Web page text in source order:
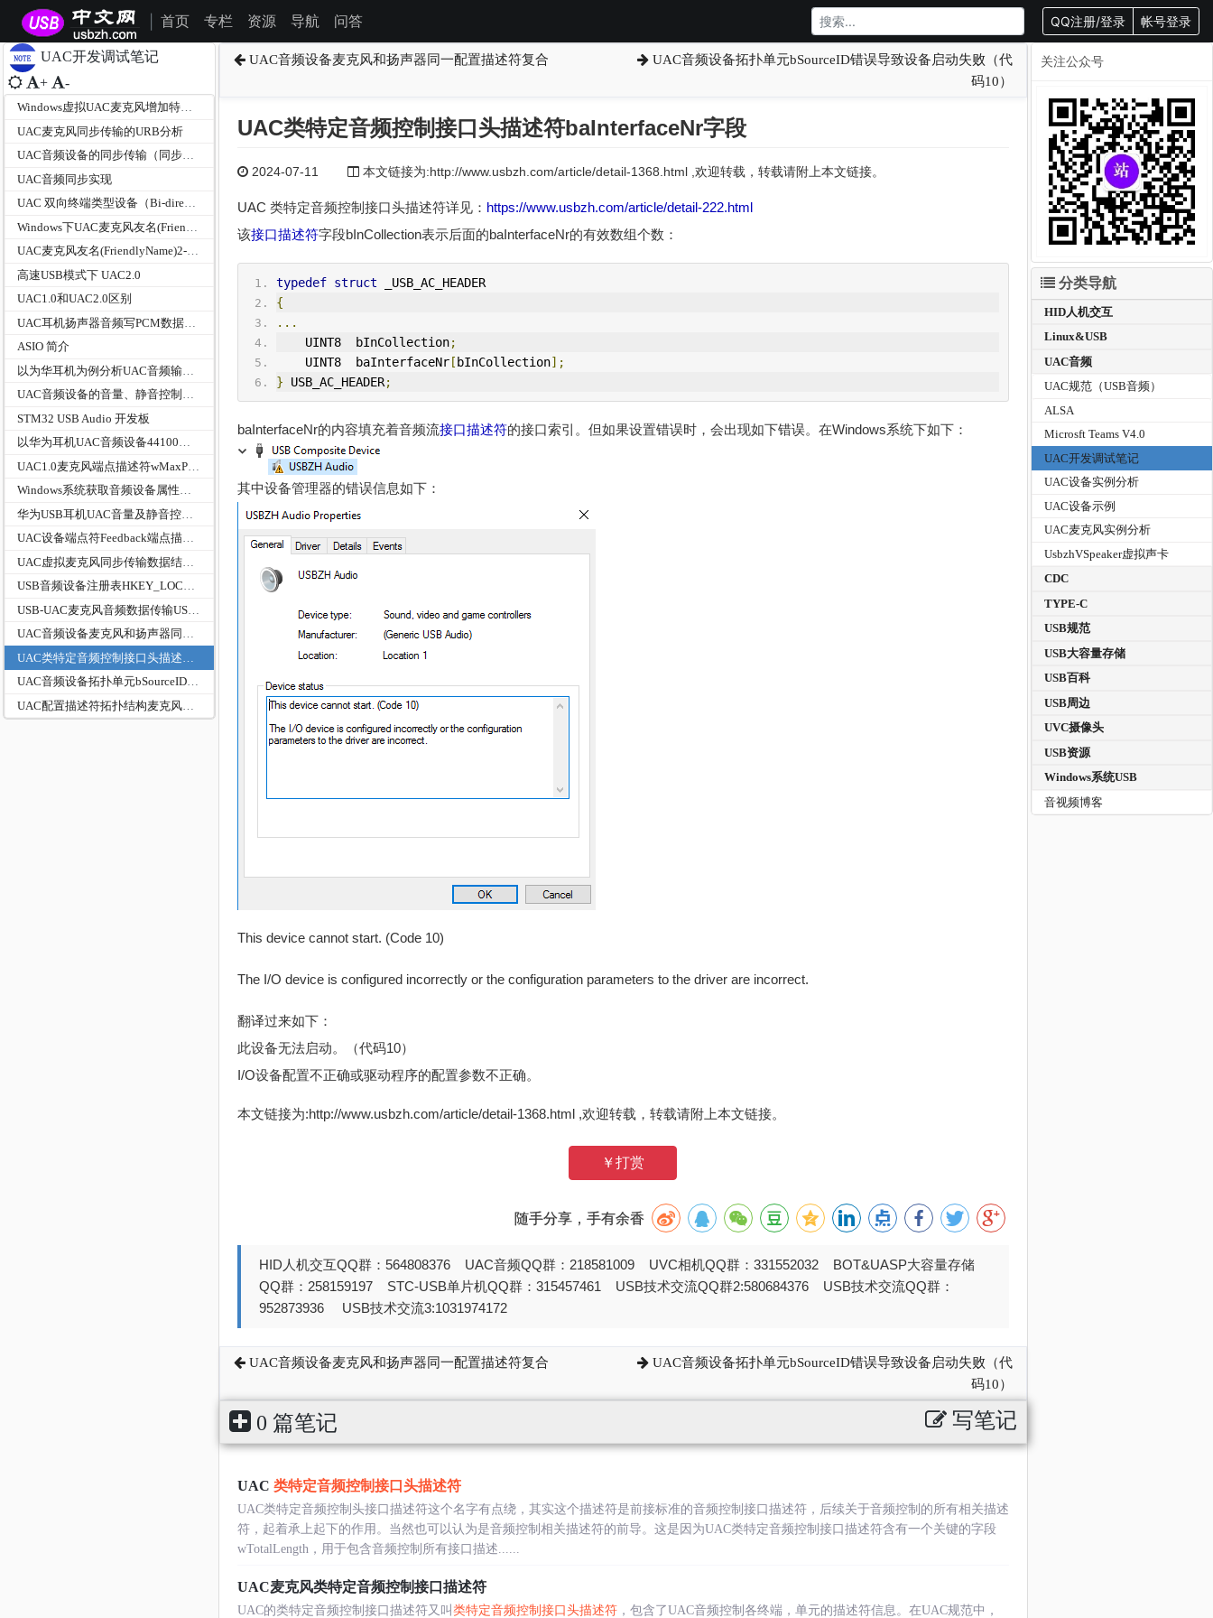
首页 专栏 资源 导航 问答 QQ注册/登录 帐号登录
UAC开发调试笔记
+ -
Windows虚拟UAC麦克风增加特性单元的开发调试笔记
UAC麦克风同步传输的URB分析
UAC音频设备的同步传输（同步、自适应、异步）模式区分
UAC音频同步实现
UAC 双向终端类型设备（Bi-directional Terminal Types）
UAC麦克风友名(FriendlyName)2-/3-数字编号处理工具
高速USB模式下 UAC2.0
UAC1.0和UAC2.0区别
ASIO 简介
UAC音频设备的音量、静音控制及音量百分比对比分析
STM32 USB Audio 开发板
以华为耳机UAC音频设备44100采样率2通道每通道2字节的数据传输实例分析
Windows系统获取音频设备属性信息
UAC设备端点符Feedback端点描述符的校验判断
USB音频设备注册表HKEY_LOCAL_MACHINE\SYSTEM\CurrentControlSet\Control\MediaCategories...
UAC音频设备麦克风和扬声器同一配置描述符复合
UAC音频设备拓扑单元bSourceID错误导致设备启动失败（代码10）
UAC音频设备麦克风和扬声器同一配置描述符复合
UAC音频设备拓扑单元bSourceID错误导致设备启动失败（代
码10）
UAC类特定音频控制接口头描述符baInterfaceNr字段
2024-07-11 本文链接为:http://www.usbzh.com/article/detail-1368.html ,欢迎转载，转载请附上本文链接。
UAC 类特定音频控制接口头描述符详见： https://www.usbzh.com/article/detail-222.html
该接口描述符字段bInCollection表示后面的baInterfaceNr的有效数组个数：
typedef struct _USB_AC_HEADER
{
...
    U
INT8  bInCollection;
    U
INT8  baInterfaceNr[ bInCollection];
} USB_AC_HEADER;
baInterfaceNr的内容填充着音频流接口描述符的接口索引。但如果设置错误时，会出现如下错误。在Windows系统下如下：
其中设备管理器的错误信息如下：
This device cannot start. (Code 10)
The I/O device is configured incorrectly or the configuration parameters to the driver are incorrect.
翻译过来如下：
此设备无法启动。（代码10）
I/O设备配置不正确或驱动程序的配置参数不正确。
本文链接为:http://www.usbzh.com/article/detail-1368.html ,欢迎转载，转载请附上本文链接。
￥打赏
随手分享，手有余香
HID人机交互QQ群：564808376 UAC音频QQ群：218581009 UVC相机QQ群：331552032 BOT&UASP大容量存储
QQ群：258159197 STC-USB单片机QQ群：315457461 USB技术交流QQ群2:580684376 USB技术交流QQ群：
952873936 USB技术交流3:1031974172
UAC音频设备麦克风和扬声器同一配置描述符复合
UAC音频设备拓扑单元bSourceID错误导致设备启动失败（代
码10）
0 篇笔记 写笔记
UAC 类特定音频控制接口头描述符
UAC类特定音频控制头接口描述符这个名字有点绕，其实这个描述符是前接标准的音频控制接口描述符，后续关于音频控制的所有相关描述
符，起着承上起下的作用。当然也可以认为是音频控制相关描述符的前导。这是因为UAC类特定音频控制接口描述符含有一个关键的字段
wTotalLength，用于包含音频控制所有接口描述......
UAC麦克风类特定音频控制接口描述符
UAC的类特定音频控制接口描述符又叫 类特定音频控制接口头描述符，包含了UAC音频控制各终端，单元的描述符信息。在UAC规范中，
关注公众号
分类导航
HID人机交互
Linux&USB
UAC音频
UAC规范（USB音频）
ALSA
Microsft Teams V4.0
UAC开发调试笔记
UAC设备实例分析
UAC设备示例
UAC麦克风实例分析
UsbzhVSpeaker虚拟声卡
CDC
TYPE-C
USB规范
USB大容量存储
USB百科
USB周边
UVC摄像头
USB资源
Windows系统USB
音视频博客